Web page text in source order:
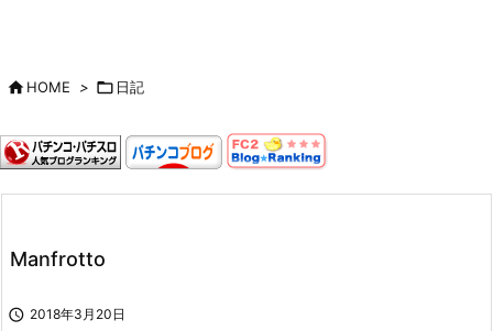
HOME >  日記
Manfrotto
 2018年3月20日